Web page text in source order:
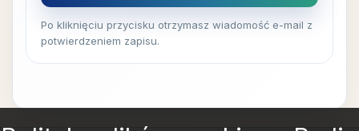
Po kliknięciu przycisku otrzymasz wiadomość e-mail z
potwierdzeniem zapisu.